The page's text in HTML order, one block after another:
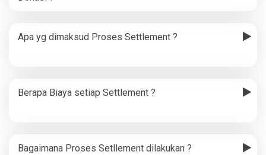
Apa yg dimaksud Proses Settlement ?
Berapa Biaya setiap Settlement ?
Bagaimana Proses Setllement dilakukan ?